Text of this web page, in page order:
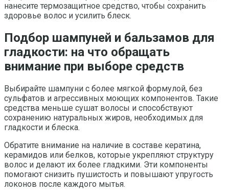
нанесите термозащитное средство, чтобы сохранить
здоровье волос и усилить блеск.
Подбор шампуней и бальзамов для
гладкости: на что обращать
внимание при выборе средств
Выбирайте шампуни с более мягкой формулой, без
сульфатов и агрессивных моющих компонентов. Такие
средства меньше сушат волосы и способствуют
сохранению натуральных жиров, необходимых для
гладкости и блеска.
Обратите внимание на наличие в составе кератина,
керамидов или белков, которые укрепляют структуру
волос и делают их более гладкими. Эти компоненты
помогают снизить пушистость и повышают упругость
локонов после каждого мытья.